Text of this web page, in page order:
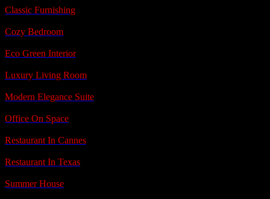
Classic Furnishing
Cozy Bedroom
Eco Green Interior
Luxury Living Room
Modern Elegance Suite
Office On Space
Restaurant In Cannes
Restaurant In Texas
Summer House